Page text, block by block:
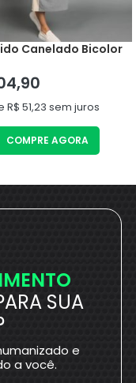
Canelado Bicolor
R$ 51,23 sem juros
COMPRE AGORA
SUA
e
a você.